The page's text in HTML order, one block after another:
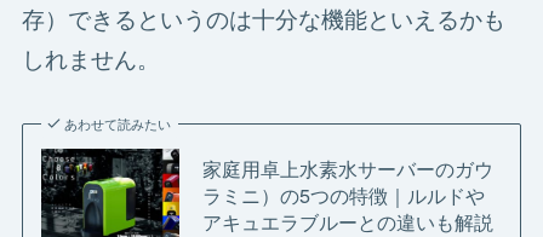
存）できるというのは十分な機能といえるかも
しれません。
あわせて読みたい
家庭用卓上水素水サーバーのガウ
ラミニ）の5つの特徴｜ルルドや
アキュエラブルーとの違いも解説